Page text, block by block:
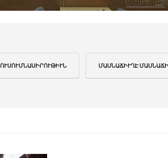
ՈՒՍՈՒՄՆԱՍԻՐՈՒԹԻՒՆ ՄԱՍՆԱՃԻՒՂԷ